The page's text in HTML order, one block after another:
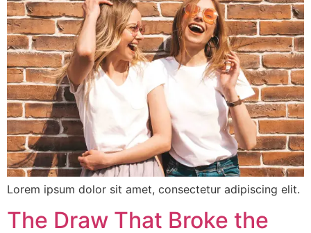
Lorem ipsum dolor sit amet, consectetur adipiscing elit.
The Draw That Broke the